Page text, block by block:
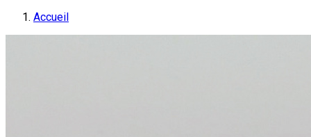
Accueil